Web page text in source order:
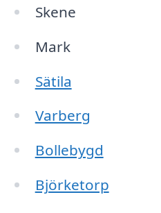
Skene
Mark
Sätila
Varberg
Bollebygd
Björketorp